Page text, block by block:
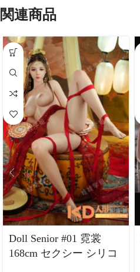
関連商品
Doll Senior #01 霓裳
168cm セクシー シリコ